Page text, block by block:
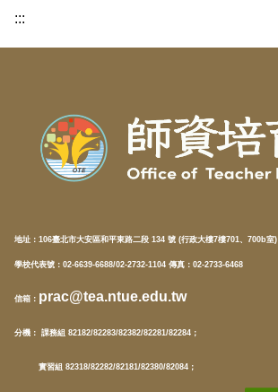
:::
地址： 106臺北市大安區和平東路二段 134 號 (行政大樓7樓701、700b室)
學校代表號：02-6639-6688/02-2732-1104 傳真：02-2733-6468
信箱 ： prac@tea.ntue.edu.tw
分機 ： 課務組 82182/82283/82382/82281/82284；
實習組 82318/82282/82181/82380/82084；